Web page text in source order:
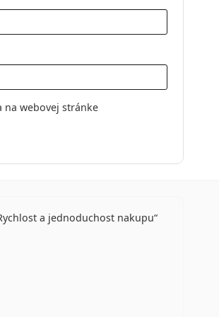
webovej stránke
a jednoduchost nakupu